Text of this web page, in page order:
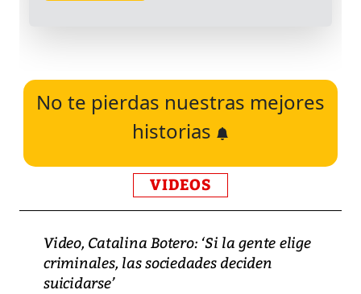
No te pierdas nuestras mejores
historias
VIDEOS
Video, Catalina Botero: ‘Si la gente elige
criminales, las sociedades deciden
suicidarse’